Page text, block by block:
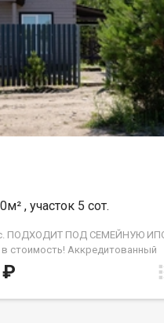
школа, садик, автобусы
граничит с г.Шелехов,
Шелехов, через с.Смоленщина и
на Ново-Ленино. Прочее:
помощь с отказными
работа с семейным
семейным капиталом
безопасности.
АН Гарант , на рынке
, участок 5 сот.
ПОДХОДИТ ПОД СЕМЕЙНУЮ
стоимость! Аккредитованный
(Имеется договор)
Дом: Планировка: 5
₽